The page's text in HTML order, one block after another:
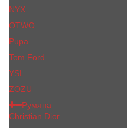
NYX
OTWO
Pupa
Tom Ford
YSL
ZOZU
Румяна
Christian Dior